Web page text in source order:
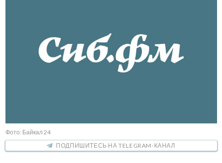
Фото: Байкал 24
ПОДПИШИТЕСЬ НА TELEGRAM-КАНАЛ